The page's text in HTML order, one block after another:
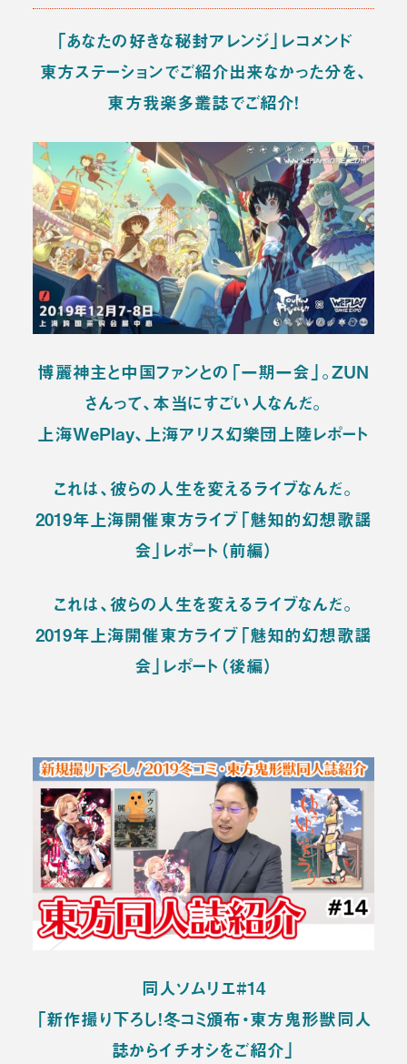
「あなたの好きな秘封アレンジ」レコメンド
東方ステーションでご紹介出来なかった分を、
東方我楽多叢誌でご紹介！
博麗神主と中国ファンとの「一期一会」。ZUN
さんって、本当にすごい人なんだ。
上海WePlay、上海アリス幻樂団上陸レポート
これは、彼らの人生を変えるライブなんだ。
2019年上海開催東方ライブ「魅知的幻想歌謡
会」レポート（前編）
これは、彼らの人生を変えるライブなんだ。
2019年上海開催東方ライブ「魅知的幻想歌謡
会」レポート（後編）
同人ソムリエ#14
「新作撮り下ろし！冬コミ頒布・東方鬼形獣同人
誌からイチオシをご紹介」